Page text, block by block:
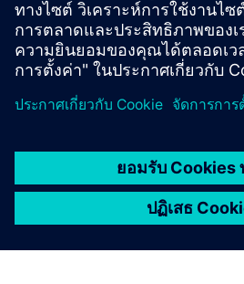
3D CAD files (e.g., .STP format)
PDF instructions and/or training